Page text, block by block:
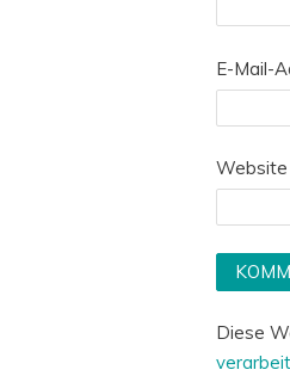
E-Mail-
Website
Diese